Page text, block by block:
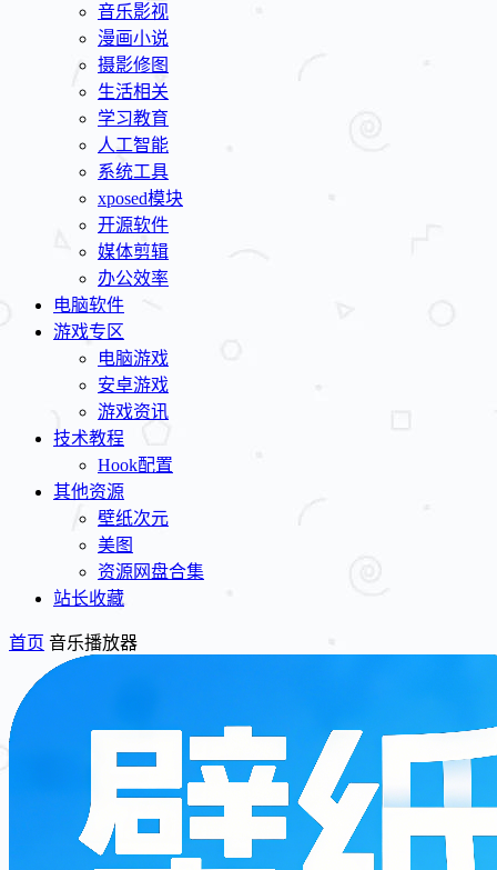
音乐影视
漫画小说
摄影修图
生活相关
学习教育
人工智能
系统工具
xposed模块
开源软件
媒体剪辑
办公效率
电脑软件
游戏专区
电脑游戏
安卓游戏
游戏资讯
技术教程
Hook配置
其他资源
壁纸次元
美图
资源网盘合集
站长收藏
首页 音乐播放器